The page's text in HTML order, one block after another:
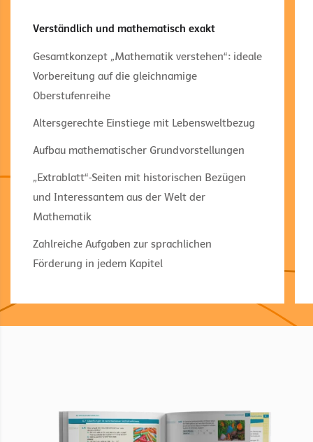
Verständlich und mathematisch exakt
Gesamtkonzept „Mathematik verstehen“: ideale
Vorbereitung auf die gleichnamige
Oberstufenreihe
Altersgerechte Einstiege mit Lebensweltbezug
Aufbau mathematischer Grundvorstellungen
„Extrablatt“-Seiten mit historischen Bezügen
und Interessantem aus der Welt der
Mathematik
Zahlreiche Aufgaben zur sprachlichen
Förderung in jedem Kapitel